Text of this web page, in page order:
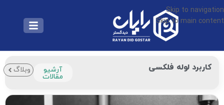
Skip to navigation
Skip to main content
کاربرد لوله فلکسی آرشیو
مقالات
وبلاگ